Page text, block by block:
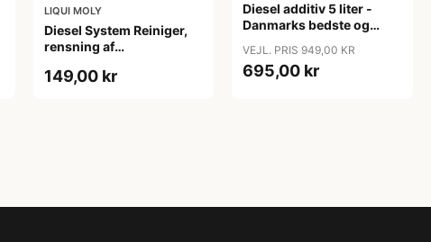
LIQUI MOLY
Diesel System Reiniger,
rensning af
Liqui Moly, 500ml
149,00 kr
Diesel additiv 5 liter -
Danmarks bedste og
Moly
VEJL. PRIS 949,00 KR
695,00 kr